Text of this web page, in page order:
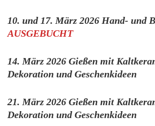
10. und 17. März 2026 Hand- und
AUSGEBUCHT
14. März 2026 Gießen mit
Dekoration und Geschenkideen
21. März 2026 Gießen mit
Dekoration und Geschenkideen